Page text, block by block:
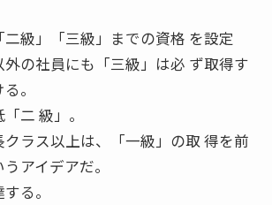
二級」「三級」までの資格 を設定
外の社員にも「三級」は必 ず取得す
。
二 級」。
クラス以上は、「一級」の取 得を前
アイデアだ。
る。